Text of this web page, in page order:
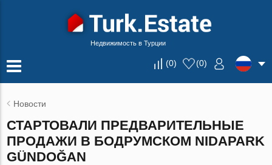
Недвижимость в Турции
(0) (0)
Новости
СТАРТОВАЛИ ПРЕДВАРИТЕЛЬНЫЕ
ПРОДАЖИ В БОДРУМСКОМ NIDAPARK
GÜNDOĞAN